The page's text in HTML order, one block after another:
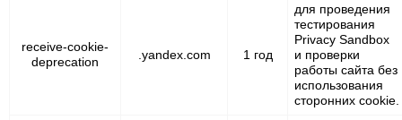
receive-cookie-
deprecation
.yandex.com 1 год
для проведения
тестирования
Privacy Sandbox
и проверки
работы сайта без
использования
сторонних cookie.